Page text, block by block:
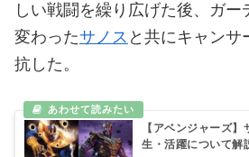
しい戦闘を繰り広げた後、ガ
変わったサノス と共にキャンサ
抗した。
【アベンジャーズ
生・活躍について解